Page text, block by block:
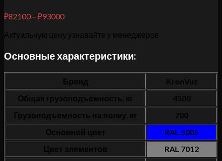
₽82100 – ₽93000
Актуальную цену узнавайте у менеджеров
Основные характеристики:
Бренд
KronVuz
Общая грузоподъемность, кг
4500
Грузоподъемность на полку, кг
700
Основной цвет
RAL 5005
Цвет элементов
RAL 7012